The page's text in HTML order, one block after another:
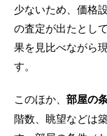
少ないため、価格
の査定が出たとし
果を見比べながら
す。
このほか、 部屋の
階数、眺望などは